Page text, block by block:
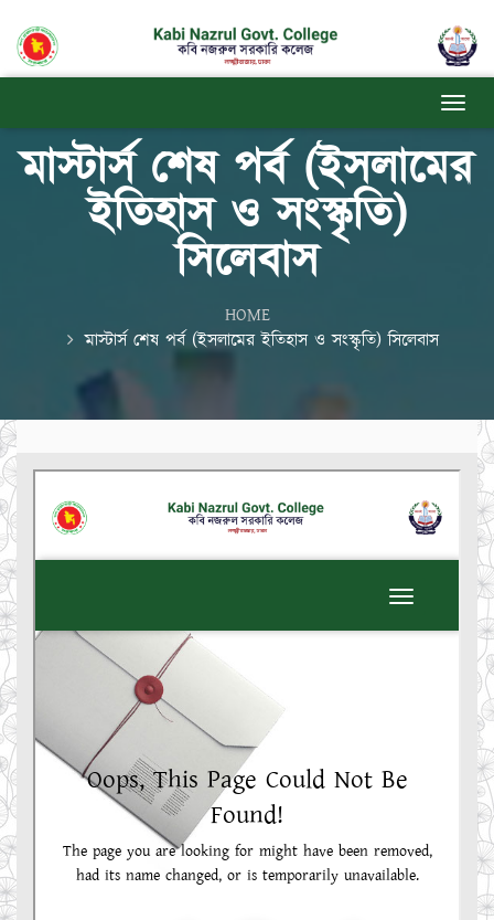
মাস্টার্স শেষ পর্ব (ইসলামের
ইতিহাস ও সংস্কৃতি)
সিলেবাস
HOME
মাস্টার্স শেষ পর্ব (ইসলামের ইতিহাস ও সংস্কৃতি) সিলেবাস